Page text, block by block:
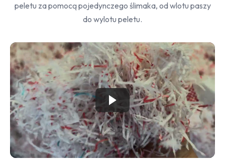
peletu za pomocą pojedynczego ślimaka, od wlotu paszy
do wylotu peletu.